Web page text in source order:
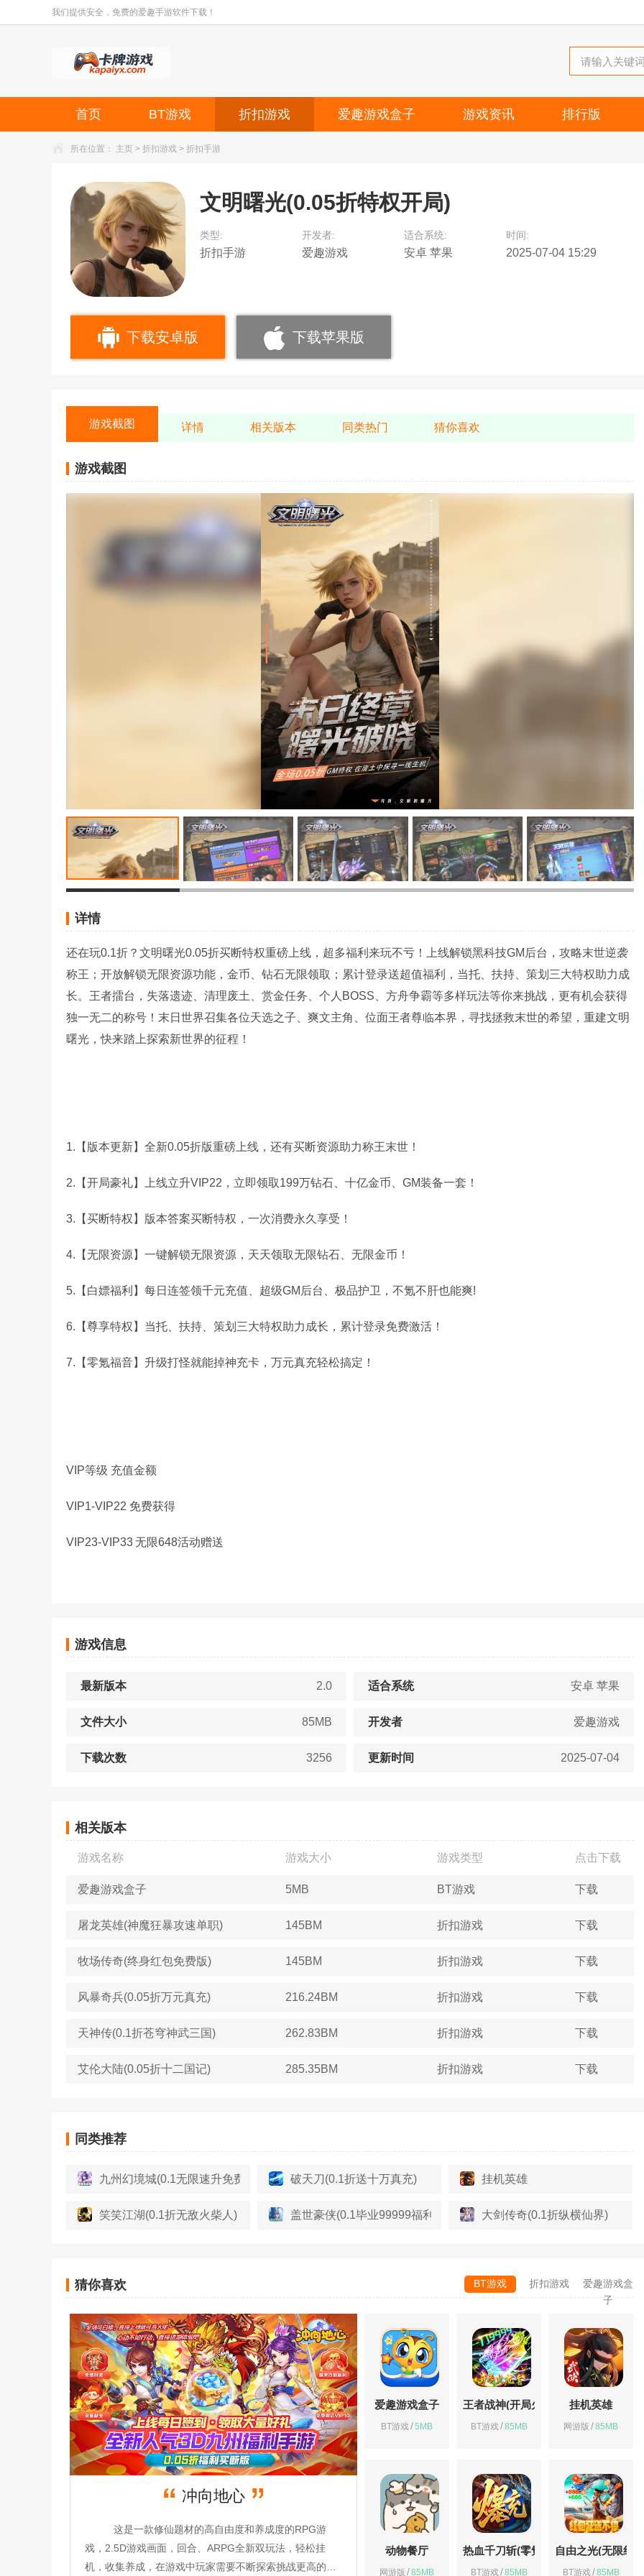
我们提供安全，免费的爱趣手游软件下载！
首页 BT游戏 折扣游戏 爱趣游戏盒子 游戏资讯 排行版
所在位置： 主页 > 折扣游戏 > 折扣手游
文明曙光(0.05折特权开局)
类型:
折扣手游
开发者:
爱趣游戏
适合系统:
安卓 苹果
时间:
2025-07-04 15:29
下载安卓版 下载苹果版
游戏截图 详情 相关版本 同类热门 猜你喜欢
游戏截图
详情
还在玩0.1折？文明曙光0.05折买断特权重磅上线，超多福利来玩不亏！上线解锁黑科技GM后台，攻略末世逆袭
称王；开放解锁无限资源功能，金币、钻石无限领取；累计登录送超值福利，当托、扶持、策划三大特权助力成
长。王者擂台，失落遗迹、清理废土、赏金任务、个人BOSS、方舟争霸等多样玩法等你来挑战，更有机会获得
独一无二的称号！末日世界召集各位天选之子、爽文主角、位面王者尊临本界，寻找拯救末世的希望，重建文明
曙光，快来踏上探索新世界的征程！
1.【版本更新】全新0.05折版重磅上线，还有买断资源助力称王末世！
2.【开局豪礼】上线立升VIP22，立即领取199万钻石、十亿金币、GM装备一套！
3.【买断特权】版本答案买断特权，一次消费永久享受！
4.【无限资源】一键解锁无限资源，天天领取无限钻石、无限金币！
5.【白嫖福利】每日连签领千元充值、超级GM后台、极品护卫，不氪不肝也能爽!
6.【尊享特权】当托、扶持、策划三大特权助力成长，累计登录免费激活！
7.【零氪福音】升级打怪就能掉神充卡，万元真充轻松搞定！
VIP等级 充值金额
VIP1-VIP22 免费获得
VIP23-VIP33无限648活动赠送
游戏信息
最新版本 2.0 适合系统 安卓 苹果
文件大小 85MB 开发者 爱趣游戏
下载次数 3256 更新时间 2025-07-04
相关版本
游戏名称 游戏大小 游戏类型 点击下载
爱趣游戏盒子 5MB BT游戏 下载
屠龙英雄(神魔狂暴攻速单职) 145BM 折扣游戏 下载
牧场传奇(终身红包免费版) 145BM 折扣游戏 下载
风暴奇兵(0.05折万元真充) 216.24BM 折扣游戏 下载
天神传(0.1折苍穹神武三国) 262.83BM 折扣游戏 下载
艾伦大陆(0.05折十二国记) 285.35BM 折扣游戏 下载
同类推荐
九州幻境城(0.1无限速升免费版) 破天刀(0.1折送十万真充) 挂机英雄
笑笑江湖(0.1折无敌火柴人) 盖世豪侠(0.1毕业99999福利版) 大剑传奇(0.1折纵横仙界)
猜你喜欢 BT游戏 折扣游戏
爱趣游戏盒
子
冲向地心
这是一款修仙题材的高自由度和养成度的RPG游
戏，2.5D游戏画面，回合、ARPG全新双玩法，轻松挂
机，收集养成，在游戏中玩家需要不断探索挑战更高的难
爱趣游戏盒子
BT游戏/5MB
王者战神(开局火龙套)
BT游戏/85MB
挂机英雄
网游版 /85MB
动物餐厅
网游版 /85MB
热血千刀斩(零氪送赞爆充)
BT游戏/85MB
自由之光(无限红
BT游戏/85MB